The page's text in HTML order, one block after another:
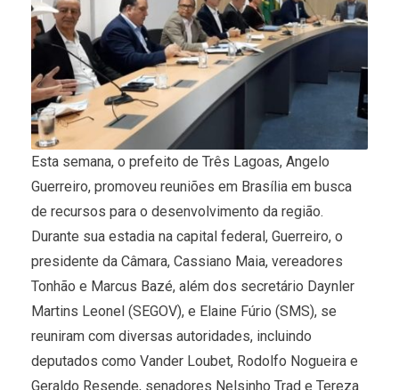
Esta semana, o prefeito de Três Lagoas, Angelo
Guerreiro, promoveu reuniões em Brasília em busca
de recursos para o desenvolvimento da região.
Durante sua estadia na capital federal, Guerreiro, o
presidente da Câmara, Cassiano Maia, vereadores
Tonhão e Marcus Bazé, além dos secretário Daynler
Martins Leonel (SEGOV), e Elaine Fúrio (SMS), se
reuniram com diversas autoridades, incluindo
deputados como Vander Loubet, Rodolfo Nogueira e
Geraldo Resende, senadores Nelsinho Trad e Tereza